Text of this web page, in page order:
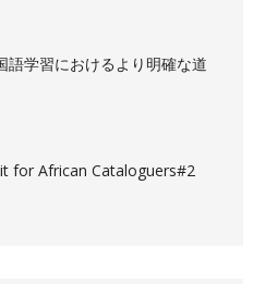
語学習におけるより明確な道
for African Cataloguers#2